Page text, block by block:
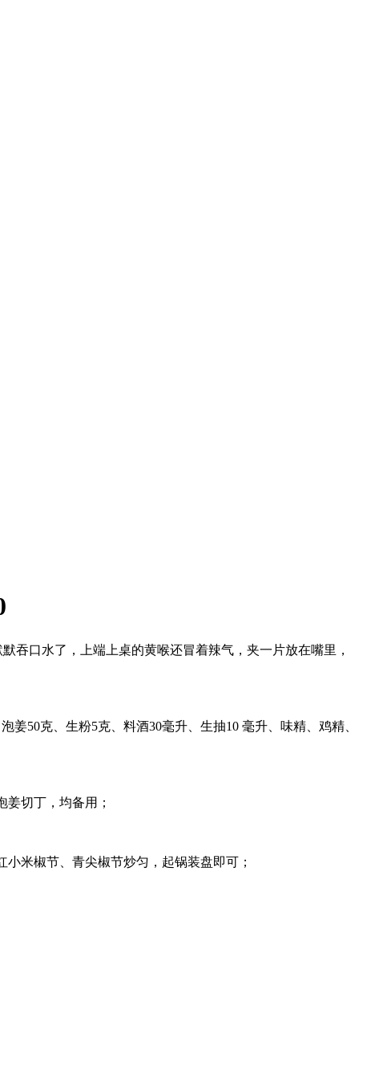
吞口水了，上端上桌的黄喉还冒着辣气，夹一片放在嘴里，
50克、生粉5克、料酒30毫升、生抽10 毫升、味精、鸡精、
切丁，均备用；
米椒节、青尖椒节炒匀，起锅装盘即可；